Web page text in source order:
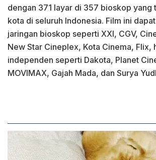
dengan 371 layar di 357 bioskop yang
kota di seluruh Indonesia. Film ini
jaringan bioskop seperti XXI, CGV,
New Star Cineplex, Kota Cinema, Flix,
independen seperti Dakota, Planet
MOVIMAX, Gajah Mada, dan Surya